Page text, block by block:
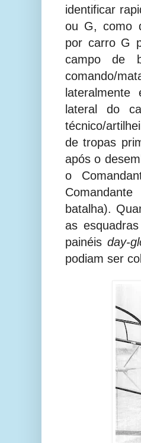
identificar
ou G, como
por carro G
campo de
comando/
lateral do
técnico/
de tropas
após o
o
batalha).
as
painéis day-
podiam ser